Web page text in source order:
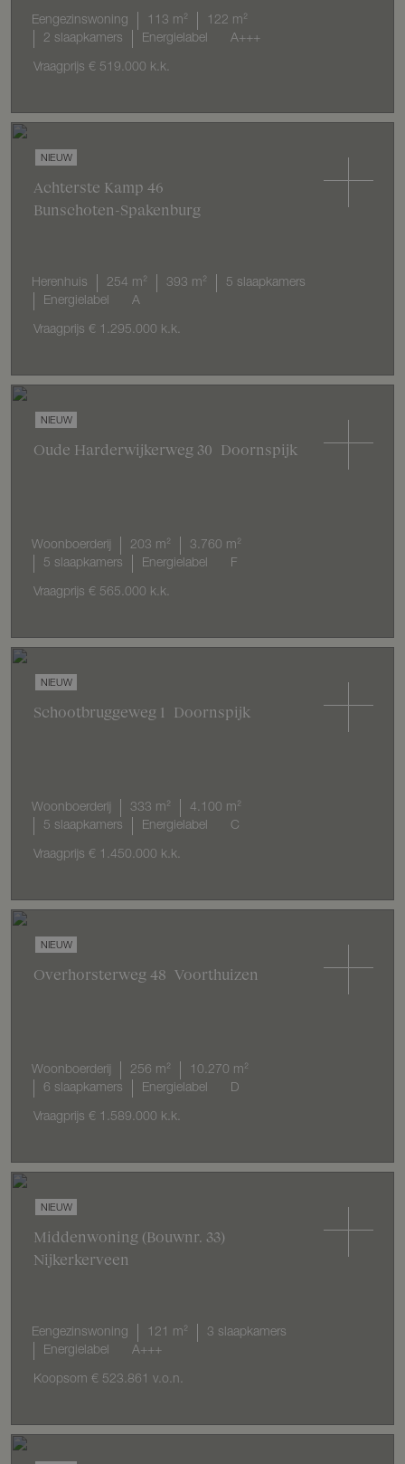
Vraagprijs € 519.000 k.k.
Eengezinswoning 113 m²
122 m²
2 slaapkamers
Energielabel A+++
NIEUW
Achterste Kamp 46
Bunschoten-Spakenburg
Vraagprijs € 1.295.000 k.k.
Herenhuis 254 m² 393 m²
5 slaapkamers
Energielabel
A
NIEUW
Oude Harderwijkerweg 30 Doornspijk
Vraagprijs € 565.000 k.k.
Woonboerderij 203 m²
3.760 m²
5 slaapkamers
Energielabel F
NIEUW
Schootbruggeweg 1 Doornspijk
Vraagprijs € 1.450.000 k.k.
Woonboerderij 333 m²
4.100 m²
5 slaapkamers
Energielabel C
NIEUW
Overhorsterweg 48 Voorthuizen
Vraagprijs € 1.589.000 k.k.
Woonboerderij 256 m²
10.270 m²
6 slaapkamers
Energielabel D
NIEUW
Middenwoning (Bouwnr. 33)
Nijkerkerveen
Koopsom € 523.861 v.o.n.
Eengezinswoning 121 m²
3 slaapkamers
Energielabel
A+++